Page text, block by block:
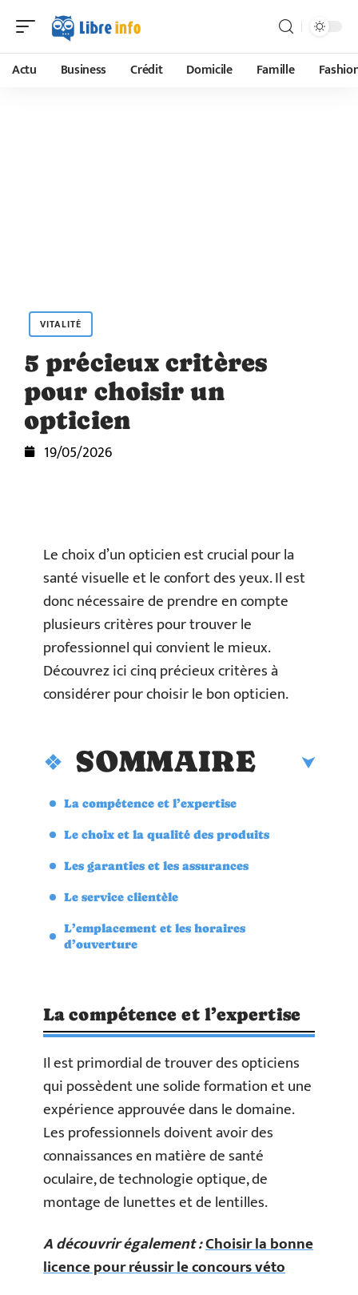
Actu Business Crédit Domicile Famille
VITALITÉ
5 précieux critères
pour choisir un
opticien
19/05/2026
Le choix d’un opticien est crucial pour la
santé visuelle et le confort des yeux. Il est
donc nécessaire de prendre en compte
plusieurs critères pour trouver le
professionnel qui convient le mieux.
Découvrez ici cinq précieux critères à
considérer pour choisir le bon opticien.
SOMMAIRE
La compétence et l’expertise
Le choix et la qualité des produits
Les garanties et les assurances
Le service clientèle
L’emplacement et les horaires
d’ouverture
La compétence et l’expertise
Il est primordial de trouver des opticiens
qui possèdent une solide formation et une
expérience approuvée dans le domaine.
Les professionnels doivent avoir des
connaissances en matière de santé
oculaire, de technologie optique, de
montage de lunettes et de lentilles.
A découvrir également :Choisir la bonne
licence pour réussir le concours véto